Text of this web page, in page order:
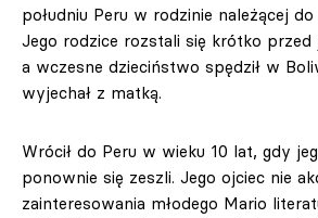
południu Peru w rodzinie należącej
Jego rodzice rozstali się krótko przed
a wczesne dzieciństwo spędził w
wyjechał z matką.
Wrócił do Peru w wieku 10 lat, gdy
ponownie się zeszli. Jego ojciec nie
zainteresowania młodego Mario